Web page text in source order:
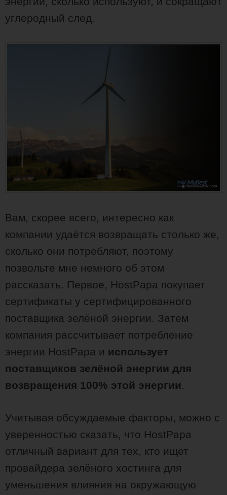
углеродный след.
Вам, скорее всего, интересно как
компании удаётся возвращать столько же,
сколько они потребляют, поэтому
позвольте мне немного об этом
рассказать. Первое, HostPapa покупает
сертификаты у сертифицированного
поставщика зелёной энергии. Затем
компания рассчитывает потребление
энергии HostPapa и использует
поставщиков зелёной энергии для
возвращения 100% этой энергии.
Учитывая обсуждаемые факторы, можно с
уверенностью сказать, что HostPapa
отличный вариант для тех, кто ищет
провайдера зелёного хостинга для
уменьшения влияния на окружающую